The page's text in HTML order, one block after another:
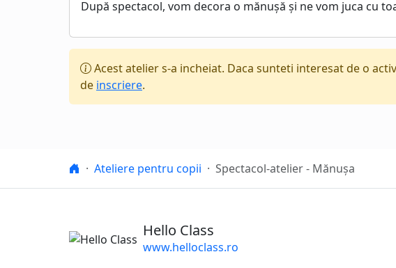
După spectacol, vom decora o mănușă și ne vom juca cu
Acest atelier s-a incheiat. Daca sunteti interesat de o
de inscriere.
Hello Class
Ateliere pentru copii Spectacol-atelier - Mănușa
Hello Class
www.helloclass.ro